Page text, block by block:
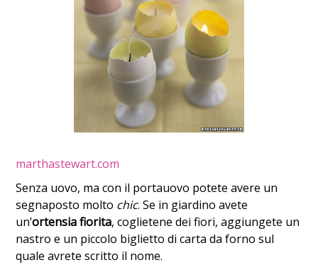
marthastewart.com
Senza uovo, ma con il portauovo potete avere un
segnaposto molto chic. Se in giardino avete
un’ortensia fiorita, coglietene dei fiori, aggiungete un
nastro e un piccolo biglietto di carta da forno sul
quale avrete scritto il nome.